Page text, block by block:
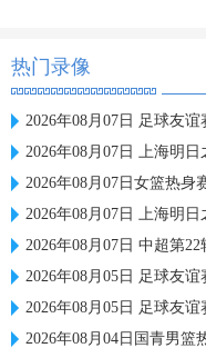
热门录像
2026年08月07日 足球友
2026年08月07日 上海明日
2026年08月07日女篮热身
2026年08月07日 上海明日之
2026年08月07日 中超第
2026年08月05日 足球友
2026年08月05日 足球友
2026年08月04日国青男篮热身